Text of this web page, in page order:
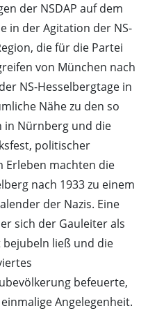
der NSDAP auf dem
in der Agitation der NS-
die für die Partei
von München nach
NS-Hesselbergtage in
Nähe zu den so
in Nürnberg und die
politischer
machten die
nach 1933 zu einem
der Nazis. Eine
sich der Gauleiter als
ließ und die
befeuerte,
Angelegenheit.